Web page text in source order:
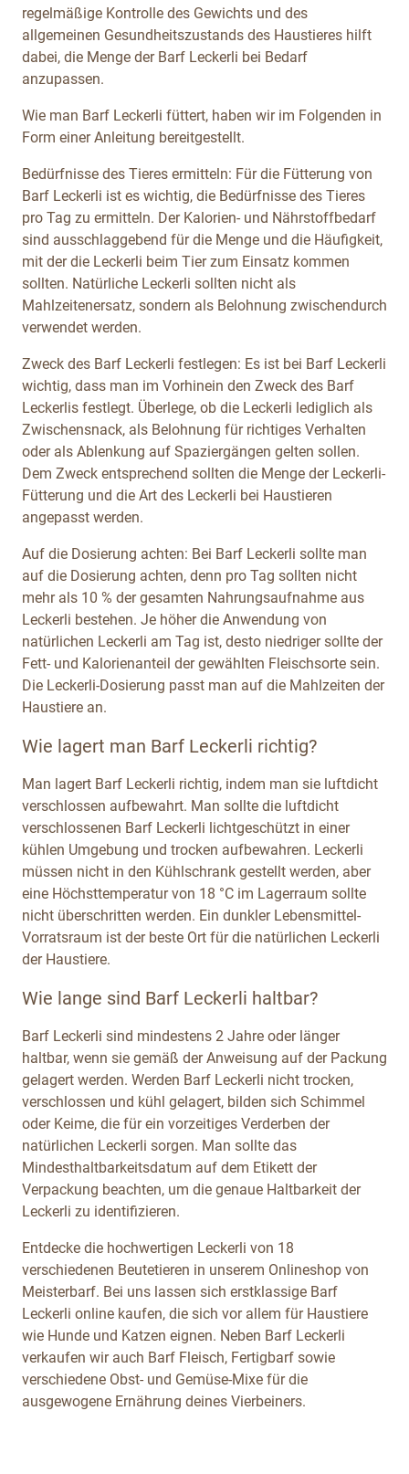
regelmäßige Kontrolle des Gewichts und des
allgemeinen Gesundheitszustands des Haustieres hilft
dabei, die Menge der Barf Leckerli bei Bedarf
anzupassen.
Wie man Barf Leckerli füttert, haben wir im Folgenden in
Form einer Anleitung bereitgestellt.
Bedürfnisse des Tieres ermitteln: Für die Fütterung von
Barf Leckerli ist es wichtig, die Bedürfnisse des Tieres
pro Tag zu ermitteln. Der Kalorien- und Nährstoffbedarf
sind ausschlaggebend für die Menge und die Häufigkeit,
mit der die Leckerli beim Tier zum Einsatz kommen
sollten. Natürliche Leckerli sollten nicht als
Mahlzeitenersatz, sondern als Belohnung zwischendurch
verwendet werden.
Zweck des Barf Leckerli festlegen: Es ist bei Barf Leckerli
wichtig, dass man im Vorhinein den Zweck des Barf
Leckerlis festlegt. Überlege, ob die Leckerli lediglich als
Zwischensnack, als Belohnung für richtiges Verhalten
oder als Ablenkung auf Spaziergängen gelten sollen.
Dem Zweck entsprechend sollten die Menge der Leckerli-
Fütterung und die Art des Leckerli bei Haustieren
angepasst werden.
Auf die Dosierung achten: Bei Barf Leckerli sollte man
auf die Dosierung achten, denn pro Tag sollten nicht
mehr als 10 % der gesamten Nahrungsaufnahme aus
Leckerli bestehen. Je höher die Anwendung von
natürlichen Leckerli am Tag ist, desto niedriger sollte der
Fett- und Kalorienanteil der gewählten Fleischsorte sein.
Die Leckerli-Dosierung passt man auf die Mahlzeiten der
Haustiere an.
Wie lagert man Barf Leckerli richtig?
Man lagert Barf Leckerli richtig, indem man sie luftdicht
verschlossen aufbewahrt. Man sollte die luftdicht
verschlossenen Barf Leckerli lichtgeschützt in einer
kühlen Umgebung und trocken aufbewahren. Leckerli
müssen nicht in den Kühlschrank gestellt werden, aber
eine Höchsttemperatur von 18 °C im Lagerraum sollte
nicht überschritten werden. Ein dunkler Lebensmittel-
Vorratsraum ist der beste Ort für die natürlichen Leckerli
der Haustiere.
Wie lange sind Barf Leckerli haltbar?
Barf Leckerli sind mindestens 2 Jahre oder länger
haltbar, wenn sie gemäß der Anweisung auf der Packung
gelagert werden. Werden Barf Leckerli nicht trocken,
verschlossen und kühl gelagert, bilden sich Schimmel
oder Keime, die für ein vorzeitiges Verderben der
natürlichen Leckerli sorgen. Man sollte das
Mindesthaltbarkeitsdatum auf dem Etikett der
Verpackung beachten, um die genaue Haltbarkeit der
Leckerli zu identifizieren.
Entdecke die hochwertigen Leckerli von 18
verschiedenen Beutetieren in unserem Onlineshop von
Meisterbarf. Bei uns lassen sich erstklassige Barf
Leckerli online kaufen, die sich vor allem für Haustiere
wie Hunde und Katzen eignen. Neben Barf Leckerli
verkaufen wir auch Barf Fleisch, Fertigbarf sowie
verschiedene Obst- und Gemüse-Mixe für die
ausgewogene Ernährung deines Vierbeiners.